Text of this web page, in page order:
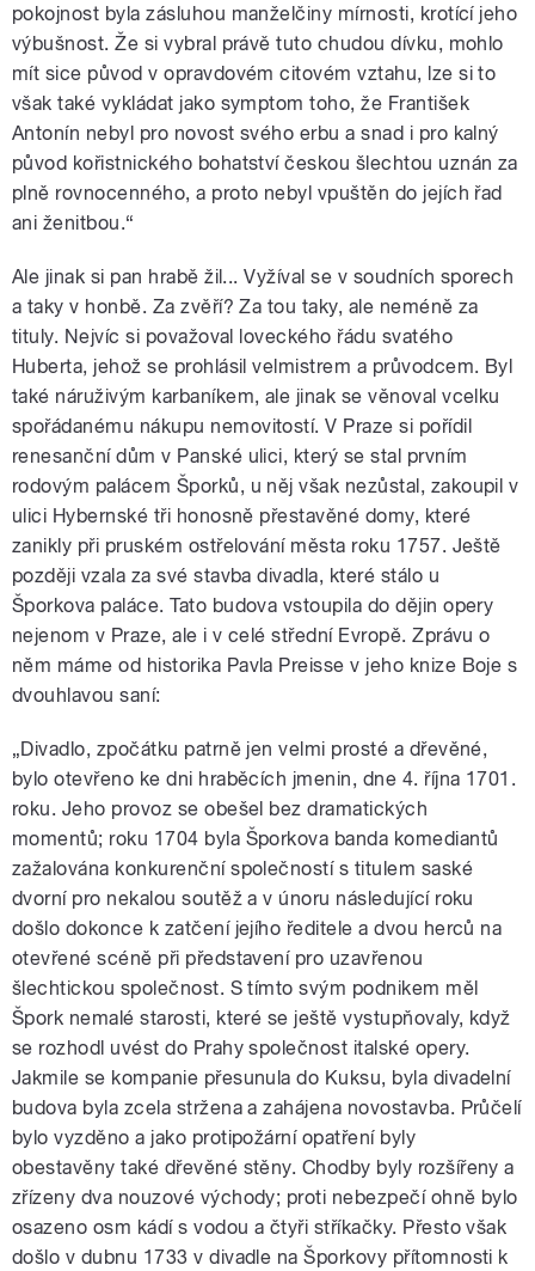
pokojnost byla zásluhou manželčiny mírnosti, krotící jeho
výbušnost. Že si vybral právě tuto chudou dívku, mohlo
mít sice původ v opravdovém citovém vztahu, lze si to
však také vykládat jako symptom toho, že František
Antonín nebyl pro novost svého erbu a snad i pro kalný
původ kořistnického bohatství českou šlechtou uznán za
plně rovnocenného, a proto nebyl vpuštěn do jejích řad
ani ženitbou.“
Ale jinak si pan hrabě žil... Vyžíval se v soudních sporech
a taky v honbě. Za zvěří? Za tou taky, ale neméně za
tituly. Nejvíc si považoval loveckého řádu svatého
Huberta, jehož se prohlásil velmistrem a průvodcem. Byl
také náruživým karbaníkem, ale jinak se věnoval vcelku
spořádanému nákupu nemovitostí. V Praze si pořídil
renesanční dům v Panské ulici, který se stal prvním
rodovým palácem Šporků, u něj však nezůstal, zakoupil v
ulici Hybernské tři honosně přestavěné domy, které
zanikly při pruském ostřelování města roku 1757. Ještě
později vzala za své stavba divadla, které stálo u
Šporkova paláce. Tato budova vstoupila do dějin opery
nejenom v Praze, ale i v celé střední Evropě. Zprávu o
něm máme od historika Pavla Preisse v jeho knize Boje s
dvouhlavou saní:
„Divadlo, zpočátku patrně jen velmi prosté a dřevěné,
bylo otevřeno ke dni hraběcích jmenin, dne 4. října 1701.
roku. Jeho provoz se obešel bez dramatických
momentů; roku 1704 byla Šporkova banda komediantů
zažalována konkurenční společností s titulem saské
dvorní pro nekalou soutěž a v únoru následující roku
došlo dokonce k zatčení jejího ředitele a dvou herců na
otevřené scéně při představení pro uzavřenou
šlechtickou společnost. S tímto svým podnikem měl
Špork nemalé starosti, které se ještě vystupňovaly, když
se rozhodl uvést do Prahy společnost italské opery.
Jakmile se kompanie přesunula do Kuksu, byla divadelní
budova byla zcela stržena a zahájena novostavba. Průčelí
bylo vyzděno a jako protipožární opatření byly
obestavěny také dřevěné stěny. Chodby byly rozšířeny a
zřízeny dva nouzové východy; proti nebezpečí ohně bylo
osazeno osm kádí s vodou a čtyři stříkačky. Přesto však
došlo v dubnu 1733 v divadle na Šporkovy přítomnosti k